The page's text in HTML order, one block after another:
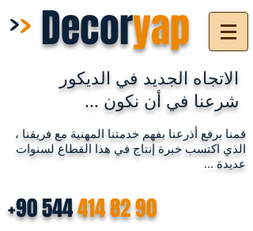
>>Decoryap
الاتجاه الجديد في الديكور
شرعنا في أن نكون ...
قمنا برفع أذرعنا بفهم خدمتنا المهنية مع فريقنا ،
الذي اكتسب خبرة إنتاج في هذا القطاع لسنوات
عديدة ...
+90 544414 82 90